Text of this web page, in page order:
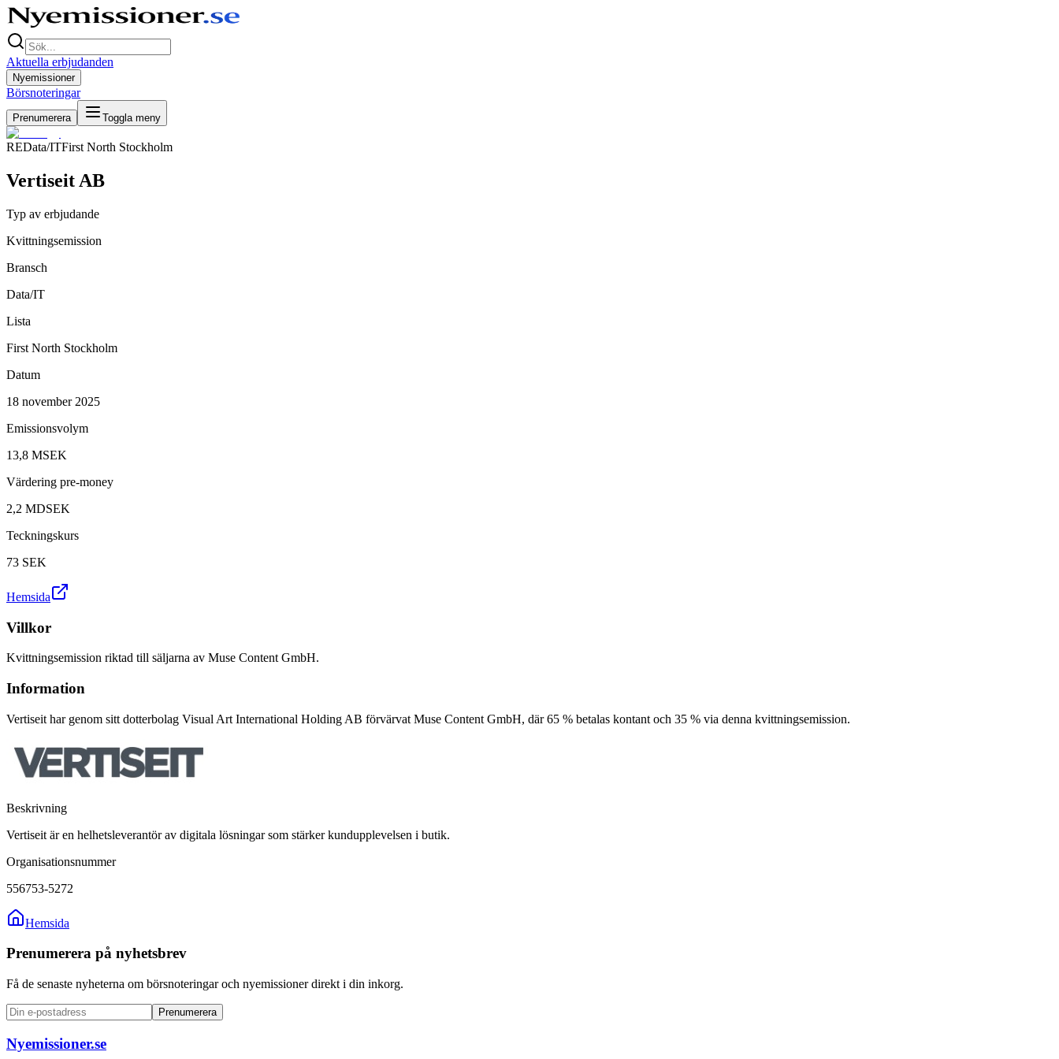
Aktuella erbjudanden
Nyemissioner
Börsnoteringar
Prenumerera Toggla meny
REData/ITFirst North Stockholm
Vertiseit AB
Typ av erbjudande
Kvittningsemission
Bransch
Data/IT
Lista
First North Stockholm
Datum
18 november 2025
Emissionsvolym
13,8 MSEK
Värdering pre-money
2,2 MDSEK
Teckningskurs
73 SEK
Hemsida
Villkor
Kvittningsemission riktad till säljarna av Muse Content GmbH.
Information
Vertiseit har genom sitt dotterbolag Visual Art International Holding AB förvärvat Muse Content GmbH, där 65 % betalas kontant och 35 % via denna kvittningsemission.
Beskrivning
Vertiseit är en helhetsleverantör av digitala lösningar som stärker kundupplevelsen i butik.
Organisationsnummer
556753-5272
Hemsida
Prenumerera på nyhetsbrev
Få de senaste nyheterna om börsnoteringar och nyemissioner direkt i din inkorg.
Prenumerera
Nyemissioner.se